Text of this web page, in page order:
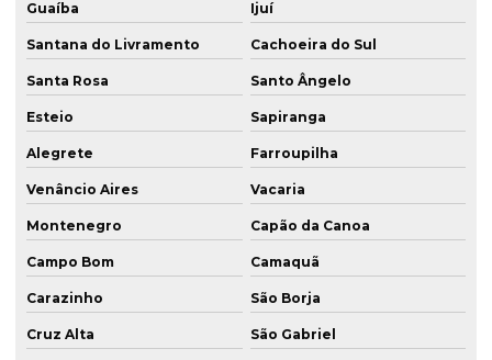
Estaca raiz em rocha
Estaca raiz em santa catarina
Estaca raiz em santa maria
Estacas cravadas
Estacas para fundações
Estacas para reforço de fundação
Execução de estaca escavada
Guaíba Ijuí
Santana do Livramento Cachoeira do Sul
Santa Rosa Santo Ângelo
Esteio Sapiranga
Alegrete Farroupilha
Venâncio Aires Vacaria
Montenegro Capão da Canoa
Campo Bom Camaquã
Carazinho São Borja
Cruz Alta São Gabriel